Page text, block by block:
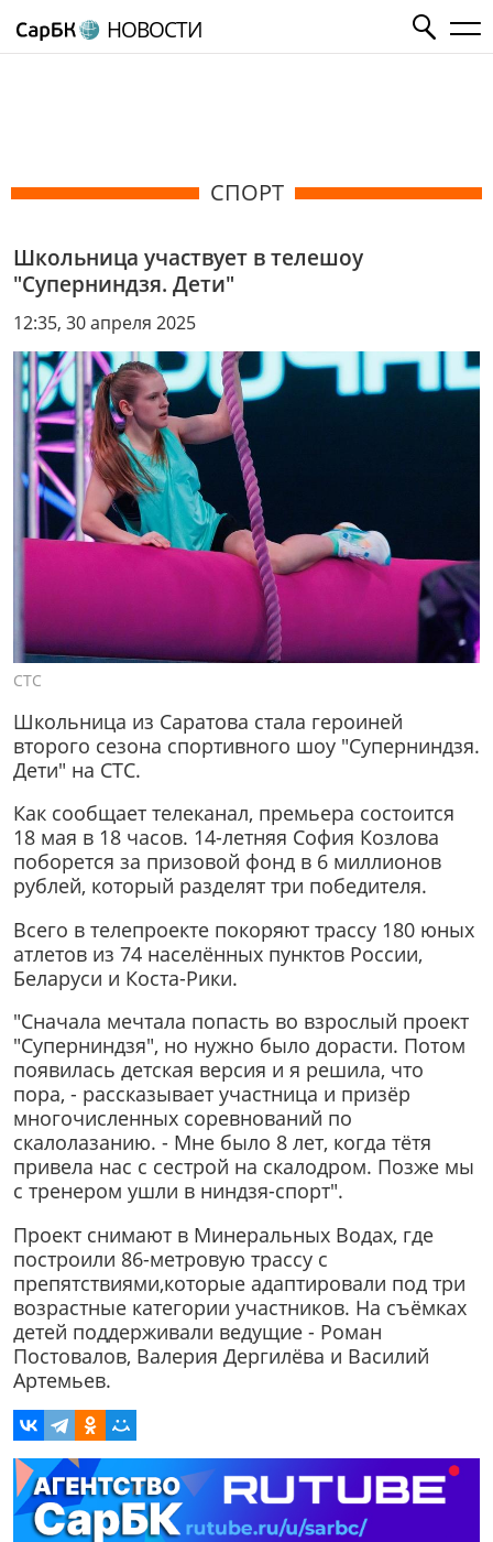
НОВОСТИ
СПОРТ
Школьница участвует в телешоу
"Суперниндзя. Дети"
12:35, 30 апреля 2025
СТС
Школьница из Саратова стала героиней
второго сезона спортивного шоу "Суперниндзя.
Дети" на СТС.
Как сообщает телеканал, премьера состоится
18 мая в 18 часов. 14-летняя София Козлова
поборется за призовой фонд в 6 миллионов
рублей, который разделят три победителя.
Всего в телепроекте покоряют трассу 180 юных
атлетов из 74 населённых пунктов России,
Беларуси и Коста-Рики.
"Сначала мечтала попасть во взрослый проект
"Суперниндзя", но нужно было дорасти. Потом
появилась детская версия и я решила, что
пора, - рассказывает участница и призёр
многочисленных соревнований по
скалолазанию. - Мне было 8 лет, когда тётя
привела нас с сестрой на скалодром. Позже мы
с тренером ушли в ниндзя-спорт".
Проект снимают в Минеральных Водах, где
построили 86-метровую трассу с
препятствиями,которые адаптировали под три
возрастные категории участников. На съёмках
детей поддерживали ведущие - Роман
Постовалов, Валерия Дергилёва и Василий
Артемьев.